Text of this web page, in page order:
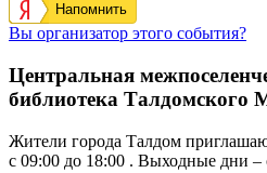
Напомнить
Вы организатор этого события?
Центральная
библиотека
Жители города Талдом
с 09:00 до 18:00 . Выходные дни –